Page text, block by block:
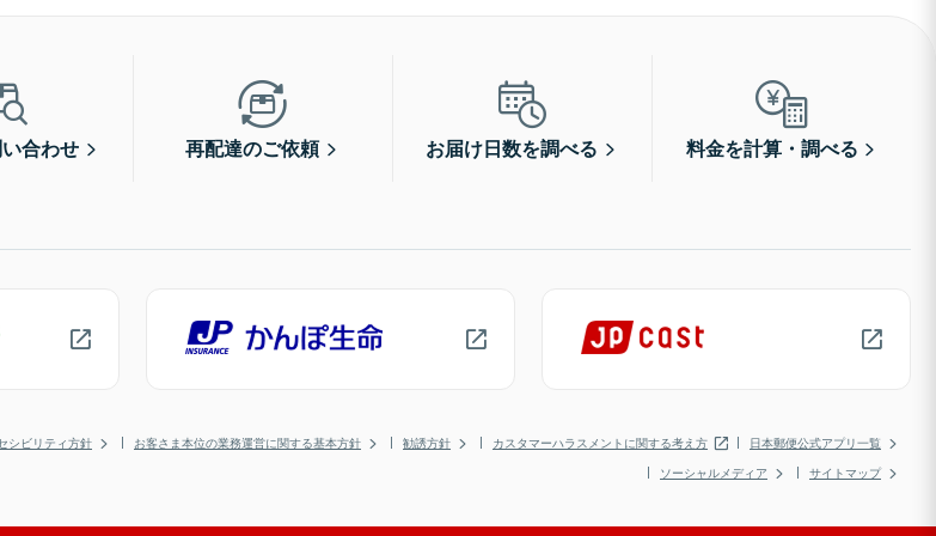
合わせ 再配達のご依頼 お届け日数を調べる 料金を計算・調べる
シビリティ方針 お客さま本位の業務運営に関する基本方針 勧誘方針 カスタマーハラスメントに関する考え方
日本郵便公式アプリ一覧
ソーシャルメディア
サイトマップ